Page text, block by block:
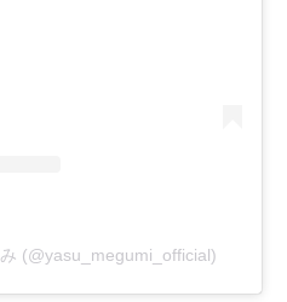
(@yasu_megumi_official)